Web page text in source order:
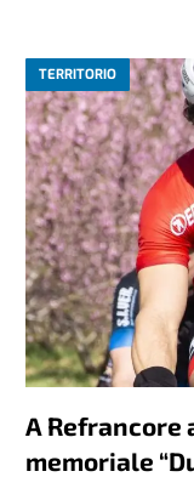
TERRITORIO
A Refrancore
memoriale